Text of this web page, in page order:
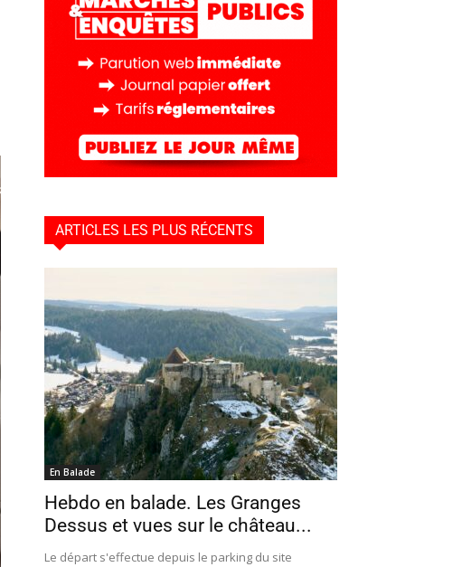
ARTICLES LES PLUS RÉCENTS
En Balade
Hebdo en balade. Les Granges
Dessus et vues sur le château...
Le départ s'effectue depuis le parking du site